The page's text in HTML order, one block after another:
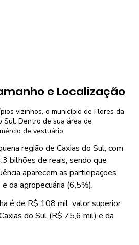
e Localização
vizinhos, o município de Flores da
Sul. Dentro de sua área de
de vestuário.
região de Caxias do Sul, com
bilhões de reais, sendo que
aparecem as participações
da agropecuária (6,5%).
é de R$ 108 mil, valor superior
do Sul (R$ 75,6 mil) e da